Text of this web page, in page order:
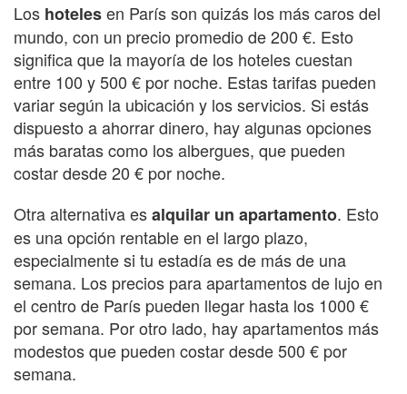
Los hotelesen París son quizás los más caros del
mundo, con un precio promedio de 200 €. Esto
significa que la mayoría de los hoteles cuestan
entre 100 y 500 € por noche. Estas tarifas pueden
variar según la ubicación y los servicios. Si estás
dispuesto a ahorrar dinero, hay algunas opciones
más baratas como los albergues, que pueden
costar desde 20 € por noche.
Otra alternativa esalquilar un apartamento. Esto
es una opción rentable en el largo plazo,
especialmente si tu estadía es de más de una
semana. Los precios para apartamentos de lujo en
el centro de París pueden llegar hasta los 1000 €
por semana. Por otro lado, hay apartamentos más
modestos que pueden costar desde 500 € por
semana.